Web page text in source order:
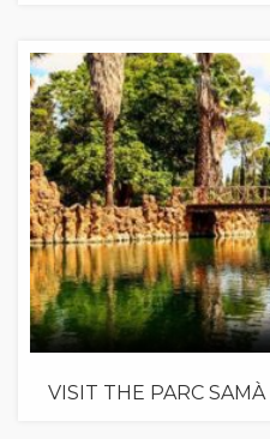
VISIT THE PARC SAMÀ